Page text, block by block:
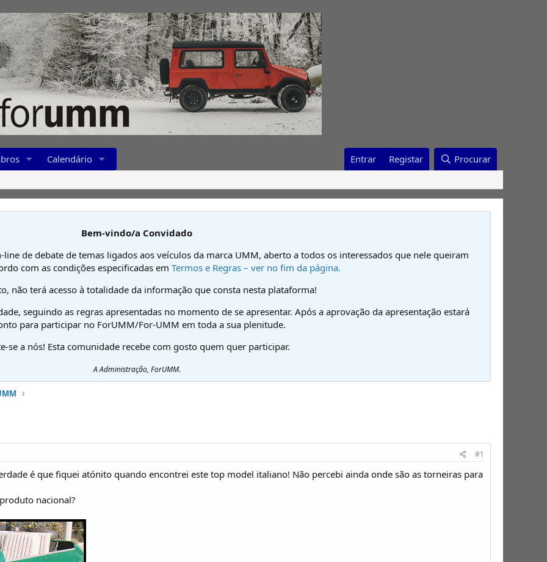
Calendário Entrar Registar Procurar
Bem-vindo/a Convidado
de debate de temas ligados aos veículos da marca UMM, aberto a todos os interessados que nele queiram
com as condições especificadas em Termos e Regras – ver no fim da página.
não terá acesso à totalidade da informação que consta nesta plataforma!
seguindo as regras apresentadas no momento de se apresentar. Após a aprovação da apresentação estará
para participar no ForUMM/For-UMM em toda a sua plenitude.
se a nós! Esta comunidade recebe com gosto quem quer participar.
A Administração, ForUMM.
#1
é que fiquei atónito quando encontrei este top model italiano! Não percebi ainda onde são as torneiras para
nacional?